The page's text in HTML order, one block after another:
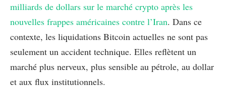
milliards de dollars sur le marché crypto après les
nouvelles frappes américaines contre l’Iran. Dans ce
contexte, les liquidations Bitcoin actuelles ne sont pas
seulement un accident technique. Elles reflètent un
marché plus nerveux, plus sensible au pétrole, au dollar
et aux flux institutionnels.